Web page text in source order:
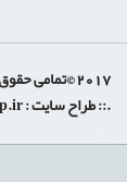
وب سایت محفوظ و متعلق به شیراز ژانومه می باشد.
طراح سایت :